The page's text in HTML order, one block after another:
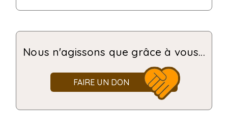
Nous n'agissons que grâce à vous...
FAIRE UN DON